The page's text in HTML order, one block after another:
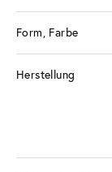
Form, Farbe
Herstellung